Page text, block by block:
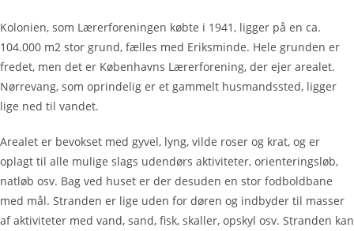
Kolonien, som Lærerforeningen købte i 1941, ligger på en ca.
104.000 m2 stor grund, fælles med Eriksminde. Hele grunden er
fredet, men det er Københavns Lærerforening, der ejer arealet.
Nørrevang, som oprindelig er et gammelt husmandssted, ligger
lige ned til vandet.
Arealet er bevokset med gyvel, lyng, vilde roser og krat, og er
oplagt til alle mulige slags udendørs aktiviteter, orienteringsløb,
natløb osv. Bag ved huset er der desuden en stor fodboldbane
med mål. Stranden er lige uden for døren og indbyder til masser
af aktiviteter med vand, sand, fisk, skaller, opskyl osv. Stranden kan